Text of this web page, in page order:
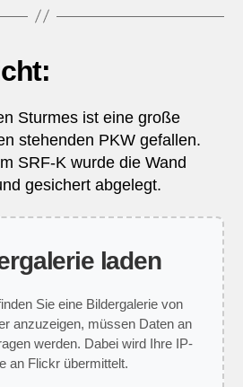
Sturmes ist eine große
stehenden PKW gefallen.
SRF-K wurde die Wand
gesichert abgelegt.
laden
Sie eine Bildergalerie von
anzuzeigen, müssen Daten an
werden. Dabei wird Ihre IP-
an Flickr übermittelt.